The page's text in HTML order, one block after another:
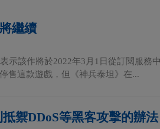
繼續
示該作將於2022年3月1日從訂閱服務
售這款遊戲，但《神兵泰坦》在...
禦DDoS等黑客攻擊的辦法